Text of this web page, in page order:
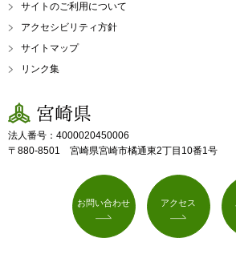
サイトのご利用について
アクセシビリティ方針
サイトマップ
リンク集
宮崎県
法人番号：4000020450006
〒880-8501 宮崎県宮崎市橘通東2丁目10番1号
お問い合わせ アクセス